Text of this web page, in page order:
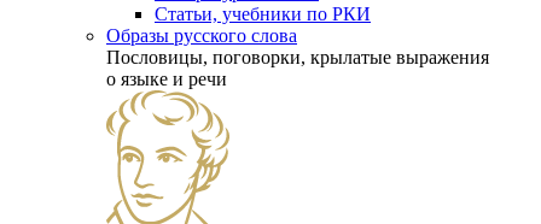
Статьи, учебники по РКИ
Образы русского слова
Пословицы, поговорки, крылатые выражения
о языке и речи